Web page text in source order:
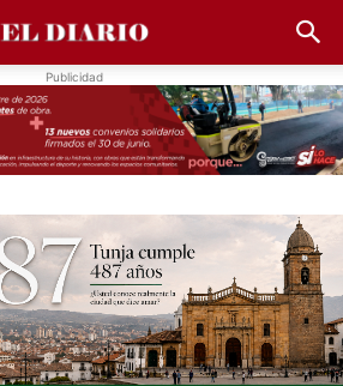
Publicidad